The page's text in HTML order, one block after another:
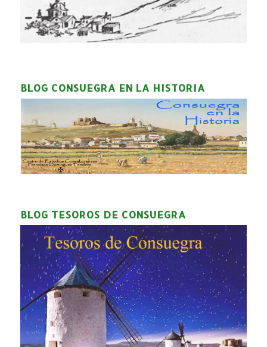
BLOG CONSUEGRA EN LA HISTORIA
BLOG TESOROS DE CONSUEGRA